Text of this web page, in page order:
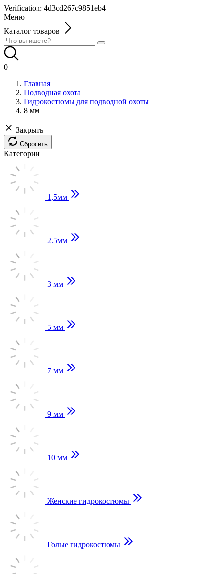
Verification: 4d3cd267c9851eb4
Меню
Каталог товаров
0
Главная
Подводная охота
Гидрокостюмы для подводной охоты
8 мм
Закрыть
Сбросить
Категории
1,5мм
2.5мм
3 мм
5 мм
7 мм
9 мм
10 мм
Женские гидрокостюмы
Голые гидрокостюмы